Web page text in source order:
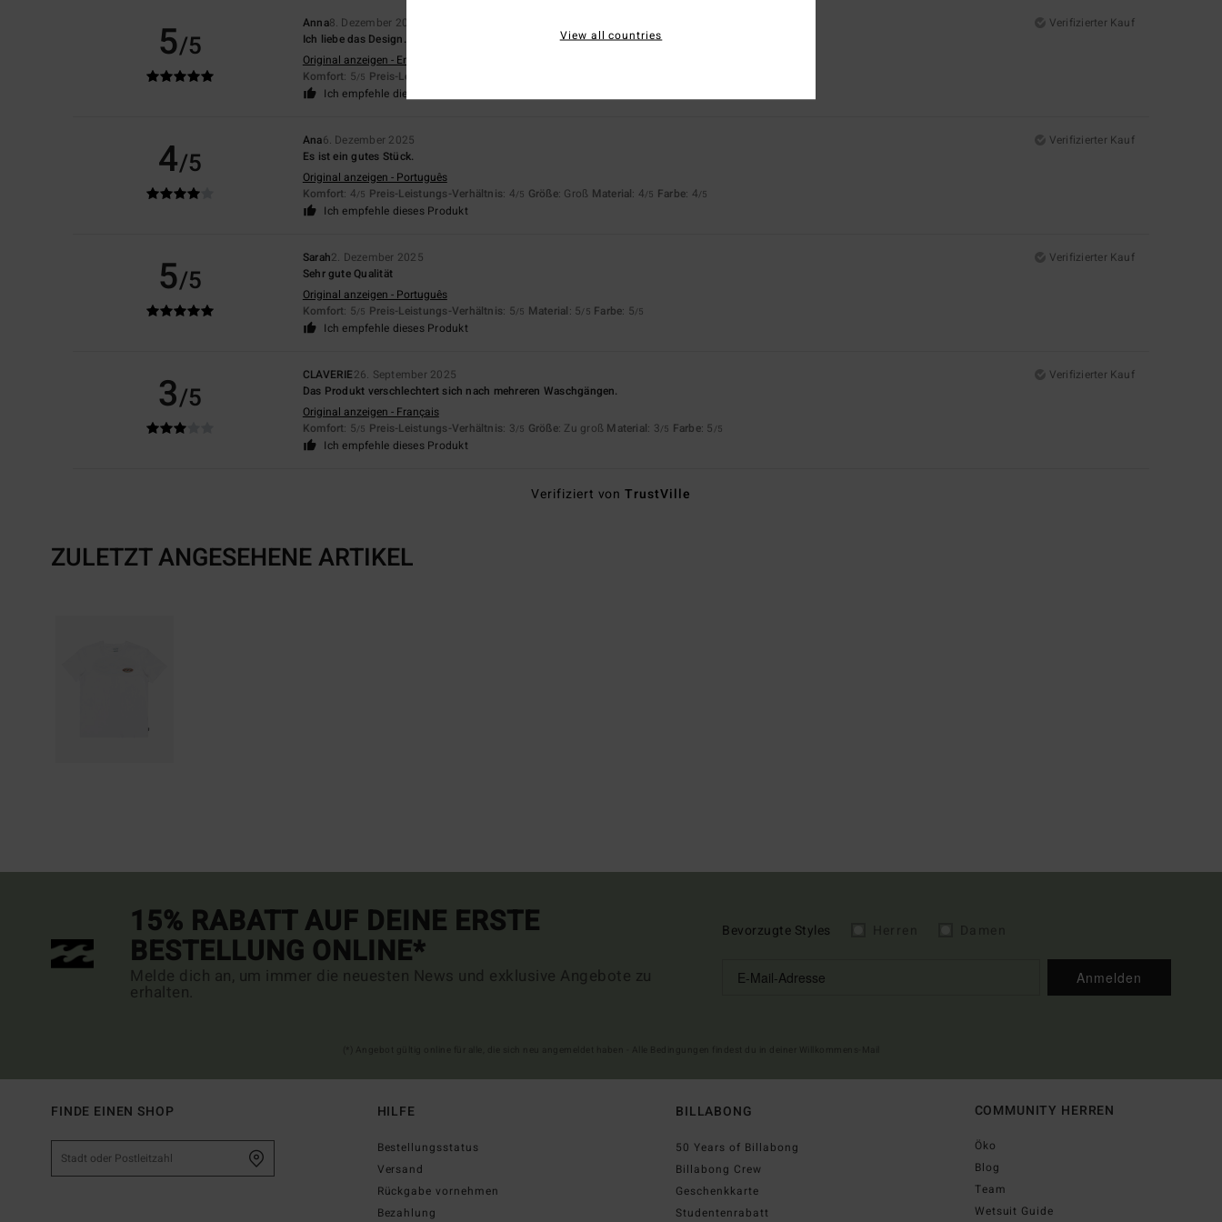
5/5
Anna8. Dezember 2025
Verifizierter Kauf
Ich liebe das Design. Superweiche Baumwolle.
Original anzeigen - English
Komfort: 5/5 Preis-Leistungs-Verhältnis
Ich empfehle dieses Produkt
4/5
Ana6. Dezember 2025
Verifizierter Kauf
Es ist ein gutes Stück.
Original anzeigen - Português
Komfort: 4/5 Preis-Leistungs-Verhältnis: 4/5 Größe: Groß Material: 4/5 Farbe: 4/5
Ich empfehle dieses Produkt
5/5
Sarah2. Dezember 2025
Verifizierter Kauf
Sehr gute Qualität
Original anzeigen - Português
Komfort: 5/5 Preis-Leistungs-Verhältnis: 5/5 Material: 5/5 Farbe: 5/5
Ich empfehle dieses Produkt
3/5
CLAVERIE26. September 2025
Verifizierter Kauf
Das Produkt verschlechtert sich nach mehreren Waschgängen.
Original anzeigen - Français
Komfort: 5/5 Preis-Leistungs-Verhältnis: 3/5 Größe: Zu groß Material: 3/5 Farbe: 5 /5
Ich empfehle dieses Produkt
Verifiziert vonTrustVille
ZULETZT ANGESEHENE ARTIKEL
15% RABATT AUF DEINE ERSTE
BESTELLUNG ONLINE*
Melde dich an, um immer die neuesten News und exklusive Angebote zu
erhalten.
Bevorzugte Styles
Anmelden
FINDE EINEN SHOP HILFE
Bestellungsstatus
Versand
Rückgabe vornehmen
Bezahlung
BILLABONG
50 Years of Billabong
Billabong Crew
Geschenkkarte
Studentenrabatt
COMMUNITY HERREN
Öko
Blog
Team
Wetsuit Guide
View all countries